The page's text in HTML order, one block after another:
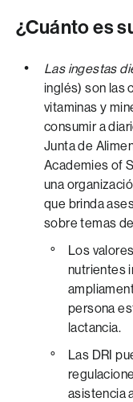
¿Cuánto es
Las ingestas
inglés) son las
vitaminas y
consumir a
Junta de
Academies of
una
que brinda
sobre temas
Los
nutrientes
persona
lactancia.
Las DRI
asistencia